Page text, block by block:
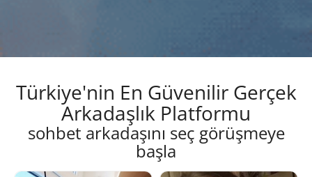
Türkiye'nin En Güvenilir Gerçek
Arkadaşlık Platformu
sohbet arkadaşını seç görüşmeye
başla